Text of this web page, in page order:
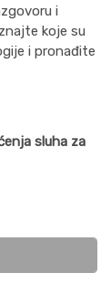
i
koje su
i pronađite
sluha za